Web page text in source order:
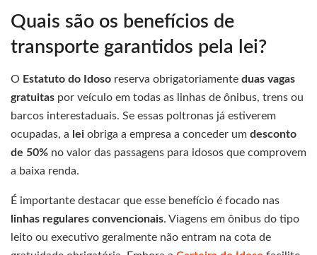
Quais são os benefícios de
transporte garantidos pela lei?
O Estatuto do Idoso reserva obrigatoriamente duas vagas
gratuitas por veículo em todas as linhas de ônibus, trens ou
barcos interestaduais. Se essas poltronas já estiverem
ocupadas, a lei obriga a empresa a conceder um desconto
de 50% no valor das passagens para idosos que comprovem
a baixa renda.
É importante destacar que esse benefício é focado nas
linhas regulares convencionais. Viagens em ônibus do tipo
leito ou executivo geralmente não entram na cota de